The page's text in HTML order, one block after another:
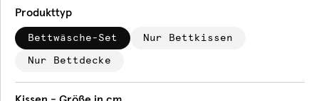
Produkttyp
Bettwäsche-Set Nur Bettkissen
Nur Bettdecke